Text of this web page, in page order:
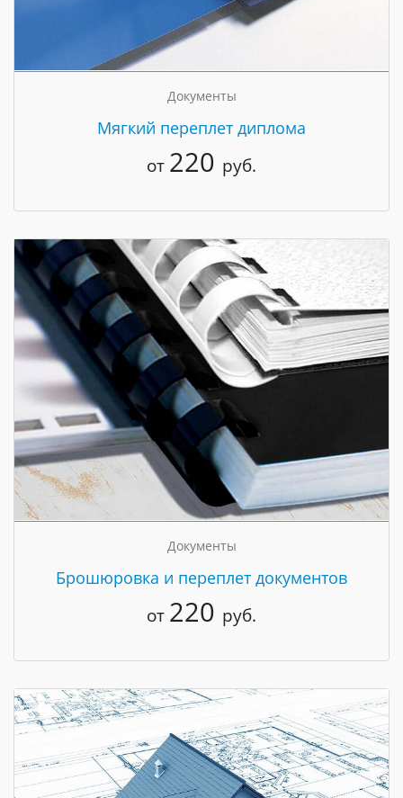
Документы
Мягкий переплет диплома
от 220 руб.
Документы
Брошюровка и переплет документов
от 220 руб.